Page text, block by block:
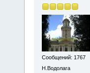
Сообщений: 1767
Н.Водолага